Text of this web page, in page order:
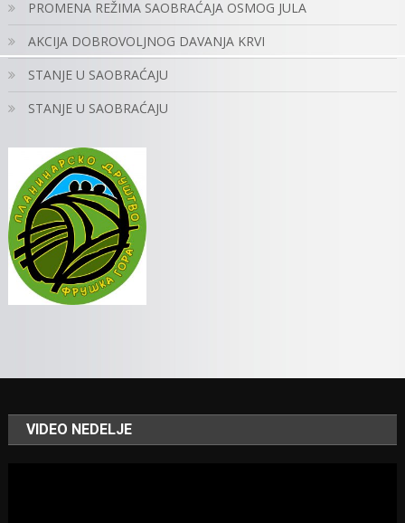
PROMENA REŽIMA SAOBRAĆAJA OSMOG JULA
AKCIJA DOBROVOLJNOG DAVANJA KRVI
STANJE U SAOBRAĆAJU
STANJE U SAOBRAĆAJU
VIDEO NEDELJE